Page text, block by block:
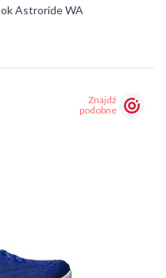
Astroride WA
Znajdź
podobne